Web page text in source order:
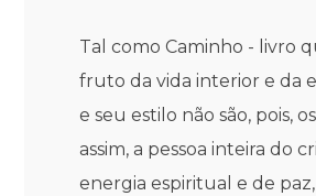
Tal como Caminho - livro
fruto da vida interior e da
e seu estilo não são, pois,
assim, a pessoa inteira do
energia espiritual e de